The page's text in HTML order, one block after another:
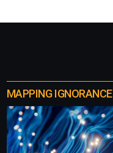
MAPPING IGNORANCE